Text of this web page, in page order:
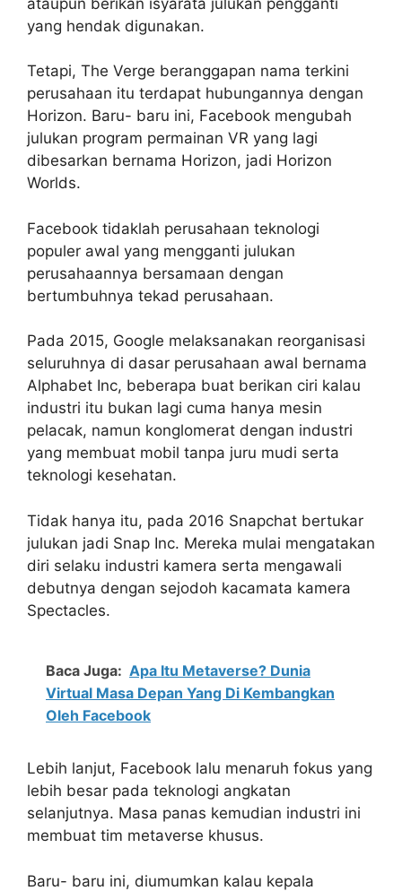
yang hendak digunakan.
Tetapi, The Verge beranggapan nama terkini
perusahaan itu terdapat hubungannya dengan
Horizon. Baru- baru ini, Facebook mengubah
julukan program permainan VR yang lagi
dibesarkan bernama Horizon, jadi Horizon
Worlds.
Facebook tidaklah perusahaan teknologi
populer awal yang mengganti julukan
perusahaannya bersamaan dengan
bertumbuhnya tekad perusahaan.
Pada 2015, Google melaksanakan reorganisasi
seluruhnya di dasar perusahaan awal bernama
Alphabet Inc, beberapa buat berikan ciri kalau
industri itu bukan lagi cuma hanya mesin
pelacak, namun konglomerat dengan industri
yang membuat mobil tanpa juru mudi serta
teknologi kesehatan.
Tidak hanya itu, pada 2016 Snapchat bertukar
julukan jadi Snap Inc. Mereka mulai mengatakan
diri selaku industri kamera serta mengawali
debutnya dengan sejodoh kacamata kamera
Spectacles.
Baca Juga: Apa Itu Metaverse? Dunia
Virtual Masa Depan Yang Di Kembangkan
Oleh Facebook
Lebih lanjut, Facebook lalu menaruh fokus yang
lebih besar pada teknologi angkatan
selanjutnya. Masa panas kemudian industri ini
membuat tim metaverse khusus.
Baru- baru ini, diumumkan kalau kepala